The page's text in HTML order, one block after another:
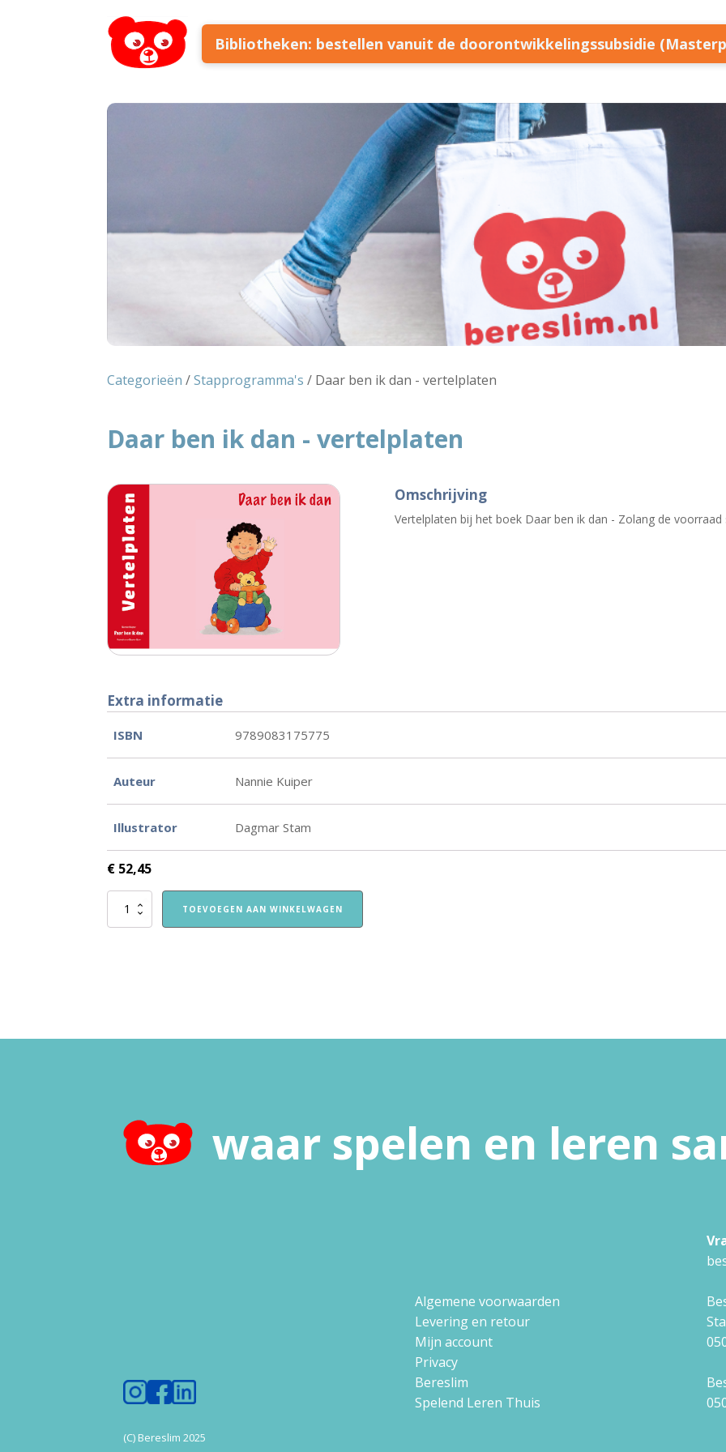
Bibliotheken: bestellen vanuit de doorontwikkelingssubsidie
Categorieën /Stapprogramma's / Daar ben ik dan - vertelplaten
Daar ben ik dan - vertelplaten
Omschrijving
Vertelplaten bij het boek Daar ben ik dan - Zolang de voorraad
Extra informatie
ISBN 9789083175775
Auteur Nannie Kuiper
Illustrator Dagmar Stam
€ 52,45
Daar
TOEVOEGEN AAN WINKELWAGEN
waar spelen en leren
Algemene voorwaarden
Levering en retour
Mijn account
Privacy
Bereslim
Spelend Leren Thuis
(C) Bereslim 2025